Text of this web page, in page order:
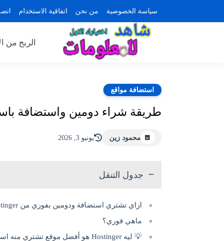
سياسة الخصوصية من نحن اتفاقية الاستخدام
الربح من
استضافة مواقع
طريقة شراء دومين واستضافة
محمود زين يونيو 3, 2026
جدول التنقل
ازاي تشتري استضافة ودومين بفوري من Hostinger بسهولة
ماهي فوري؟
💡 ليه Hostinger هو أفضل موقع تشتري منه استضافة بفوري؟